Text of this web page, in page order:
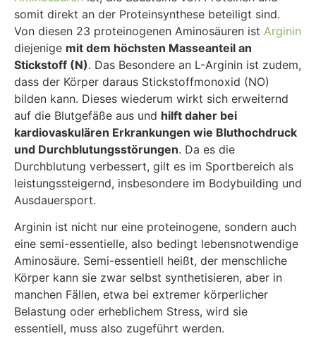
somit direkt an der Proteinsynthese beteiligt sind.
Von diesen 23 proteinogenen Aminosäuren ist Arginin
diejenige mit dem höchsten Masseanteil an
Stickstoff (N). Das Besondere an L-Arginin ist zudem,
dass der Körper daraus Stickstoffmonoxid (NO)
bilden kann. Dieses wiederum wirkt sich erweiternd
auf die Blutgefäße aus und hilft daher bei
kardiovaskulären Erkrankungen wie Bluthochdruck
und Durchblutungsstörungen. Da es die
Durchblutung verbessert, gilt es im Sportbereich als
leistungssteigernd, insbesondere im Bodybuilding und
Ausdauersport.
Arginin ist nicht nur eine proteinogene, sondern auch
eine semi-essentielle, also bedingt lebensnotwendige
Aminosäure. Semi-essentiell heißt, der menschliche
Körper kann sie zwar selbst synthetisieren, aber in
manchen Fällen, etwa bei extremer körperlicher
Belastung oder erheblichem Stress, wird sie
essentiell, muss also zugeführt werden.